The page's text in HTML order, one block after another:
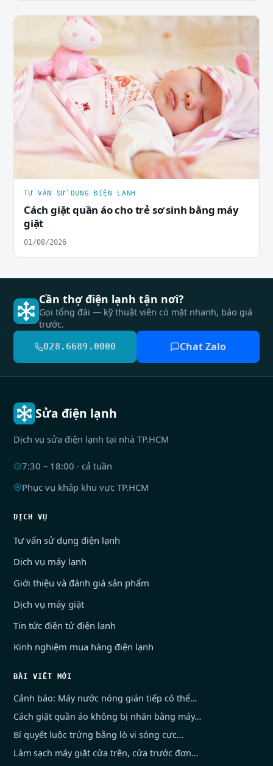
TƯ VẤN SỬ DỤNG ĐIỆN LẠNH
Cách giặt quần áo cho trẻ sơ sinh bằng máy
giặt
01/08/2026
Cần thợ điện lạnh tận nơi?
Gọi tổng đài — kỹ thuật viên có mặt nhanh, báo giá
trước.
028.6689.0000 Chat Zalo
Sửa điện lạnh
Dịch vụ sửa điện lạnh tại nhà TP.HCM
7:30 – 18:00 · cả tuần
Phục vụ khắp khu vực TP.HCM
DỊCH VỤ
Tư vấn sử dụng điện lạnh
Dịch vụ máy lạnh
Giới thiệu và đánh giá sản phẩm
Dịch vụ máy giặt
Tin tức điện tử điện lạnh
Kinh nghiệm mua hàng điện lạnh
BÀI VIẾT MỚI
Cảnh báo: Máy nước nóng gián tiếp có thể…
Cách giặt quần áo không bị nhăn bằng máy…
Bí quyết luộc trứng bằng lò vi sóng cực…
Làm sạch máy giặt cửa trên, cửa trước đơn…